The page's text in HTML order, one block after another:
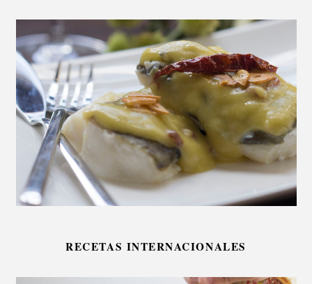
RECETAS INTERNACIONALES